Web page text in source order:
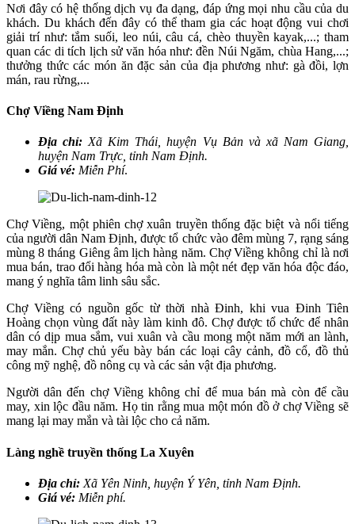
Nơi đây có hệ thống dịch vụ đa dạng, đáp ứng mọi nhu cầu của du
khách. Du khách đến đây có thể tham gia các hoạt động vui chơi
giải trí như: tắm suối, leo núi, câu cá, chèo thuyền kayak,...; tham
quan các di tích lịch sử văn hóa như: đền Núi Ngăm, chùa Hang,...;
thưởng thức các món ăn đặc sản của địa phương như: gà đồi, lợn
mán, rau rừng,...
Chợ Viềng Nam Định
Địa chỉ: Xã Kim Thái, huyện Vụ Bản và xã Nam Giang,
huyện Nam Trực, tỉnh Nam Định.
Giá vé: Miễn Phí.
Chợ Viềng, một phiên chợ xuân truyền thống đặc biệt và nổi tiếng
của người dân Nam Định, được tổ chức vào đêm mùng 7, rạng sáng
mùng 8 tháng Giêng âm lịch hàng năm. Chợ Viềng không chỉ là nơi
mua bán, trao đổi hàng hóa mà còn là một nét đẹp văn hóa độc đáo,
mang ý nghĩa tâm linh sâu sắc.
Chợ Viềng có nguồn gốc từ thời nhà Đinh, khi vua Đinh Tiên
Hoàng chọn vùng đất này làm kinh đô. Chợ được tổ chức để nhân
dân có dịp mua sắm, vui xuân và cầu mong một năm mới an lành,
may mắn. Chợ chủ yếu bày bán các loại cây cảnh, đồ cổ, đồ thủ
công mỹ nghệ, đồ nông cụ và các sản vật địa phương.
Người dân đến chợ Viềng không chỉ để mua bán mà còn để cầu
may, xin lộc đầu năm. Họ tin rằng mua một món đồ ở chợ Viềng sẽ
mang lại may mắn và tài lộc cho cả năm.
Làng nghề truyền thống La Xuyên
Địa chỉ: Xã Yên Ninh, huyện Ý Yên, tỉnh Nam Định.
Giá vé: Miễn phí.